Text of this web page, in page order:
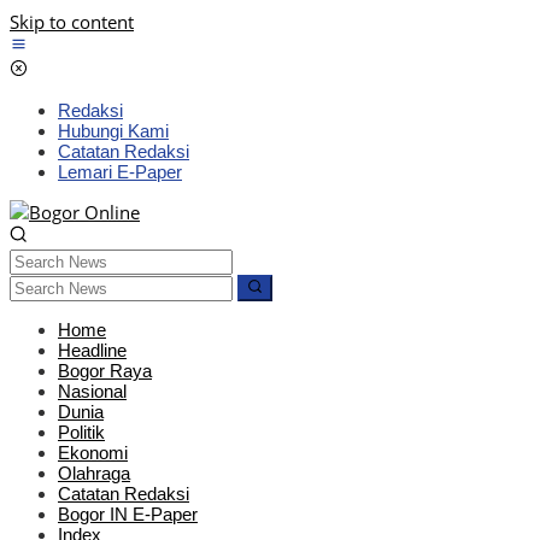
Skip to content
Redaksi
Hubungi Kami
Catatan Redaksi
Lemari E-Paper
Home
Headline
Bogor Raya
Nasional
Dunia
Politik
Ekonomi
Olahraga
Catatan Redaksi
Bogor IN E-Paper
Index